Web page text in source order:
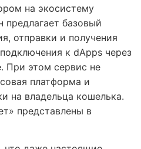
на экосистему
предлагает базовый
отправки и получения
к dApps через
При этом сервис не
платформа и
на владельца кошелька.
представлены в